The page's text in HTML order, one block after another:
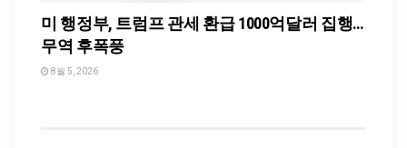
미 행정부, 트럼프 관세 환급 1000억달러 집행…
무역 후폭풍
8월 5, 2026